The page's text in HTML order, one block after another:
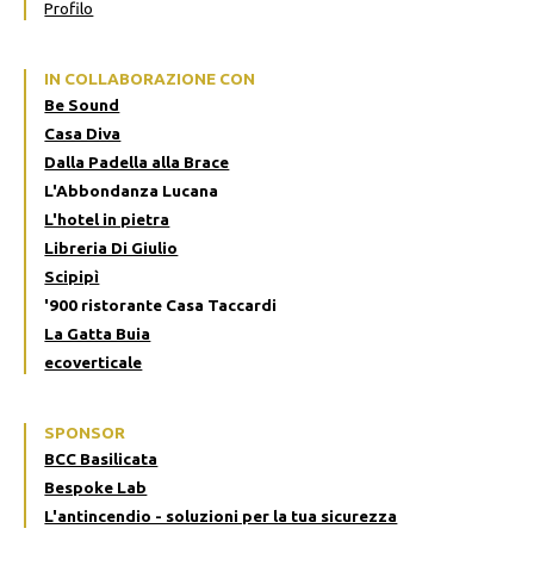
Profilo
IN COLLABORAZIONE CON
Be Sound
Casa Diva
Dalla Padella alla Brace
L'Abbondanza Lucana
L'hotel in pietra
Libreria Di Giulio
Scipipì
'900 ristorante Casa Taccardi
La Gatta Buia
ecoverticale
SPONSOR
BCC Basilicata
Bespoke Lab
L'antincendio - soluzioni per la tua sicurezza